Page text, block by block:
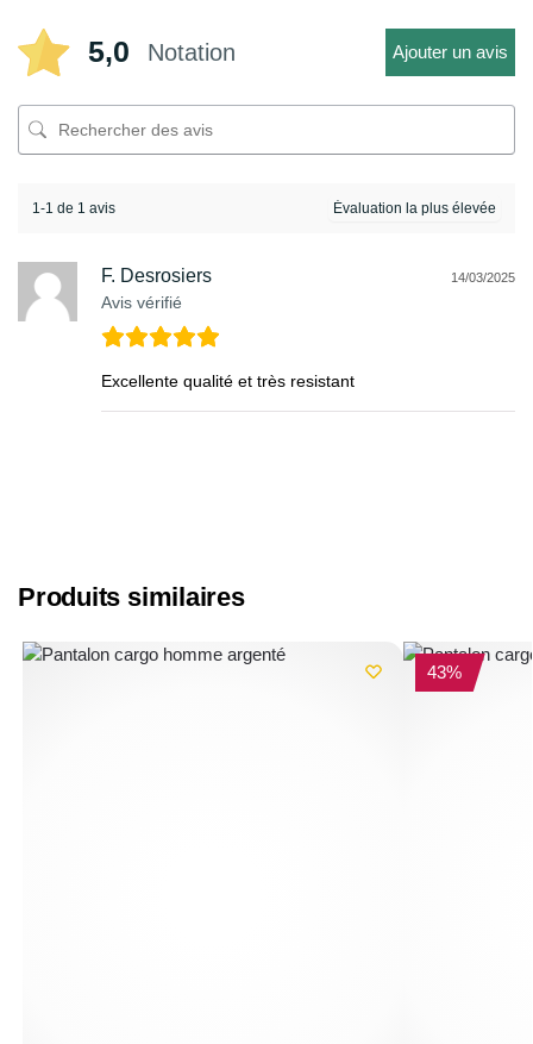
5,0 Notation Ajouter un avis
1-1 de 1 avis
F. Desrosiers
Avis vérifié
14/03/2025
Excellente qualité et très resistant
Produits similaires
43%
-43%